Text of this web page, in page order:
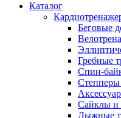
Каталог
Беговые
Гребные
Спин-
Сайклы и
Лыжные